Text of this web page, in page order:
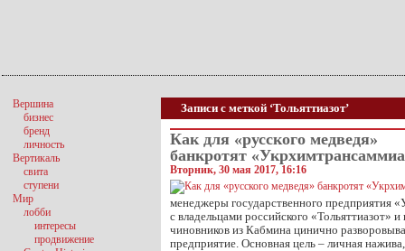
Записи с меткой ‘Тольяттиазот’
Как для «русского медведя»
банкротят
Вторник, 30 мая 2017, 16:16
менеджеры государственного предприятия
с владельцами российского «Тольяттиазот»
чиновников из Кабмина цинично
предприятие. Основная цель – личная
Вершина
бизнес
бренд
личность
Вертикаль
свита
ступени
Мир
лобби
интересы
продвижение